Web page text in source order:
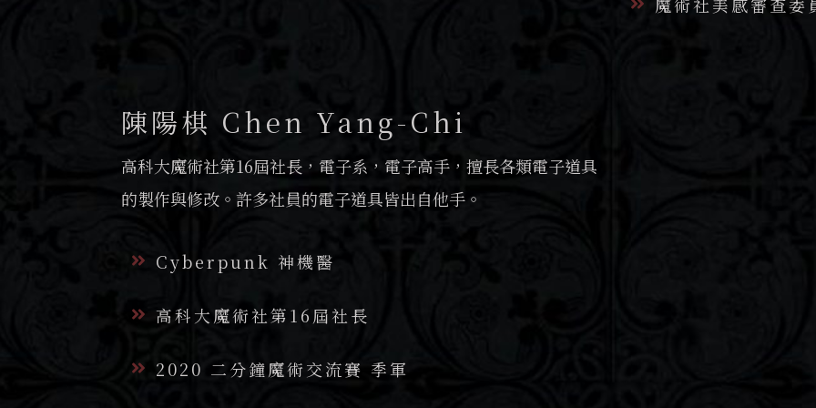
魔術社美感審查委
陳陽棋 Chen Yang-Chi
高科大魔術社第16屆社長，電子系，電子高手，擅長各類電子道具
的製作與修改。許多社員的電子道具皆出自他手。
Cyberpunk 神機醫
高科大魔術社第16屆社長
2020 二分鐘魔術交流賽 季軍